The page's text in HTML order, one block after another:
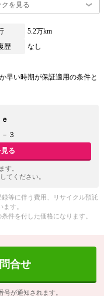
を見る
5.2万km
歴
なし
早い時期が保証適用の条件と
３
る
す。
てください。
等に伴う費用、リサイクル預託
す。
件を付した価格になります。
合せ
が通知されます。